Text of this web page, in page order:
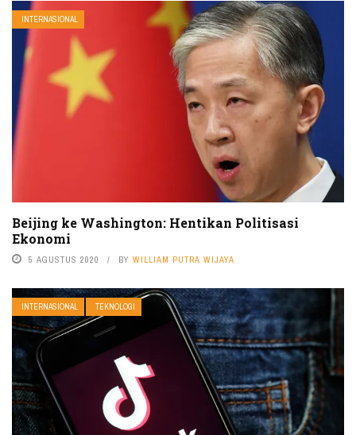
INTERNASIONAL
Beijing ke Washington: Hentikan Politisasi
Ekonomi
5 AGUSTUS 2020 BY WILLIAM PUTRA WIJAYA
INTERNASIONAL TEKNOLOGI